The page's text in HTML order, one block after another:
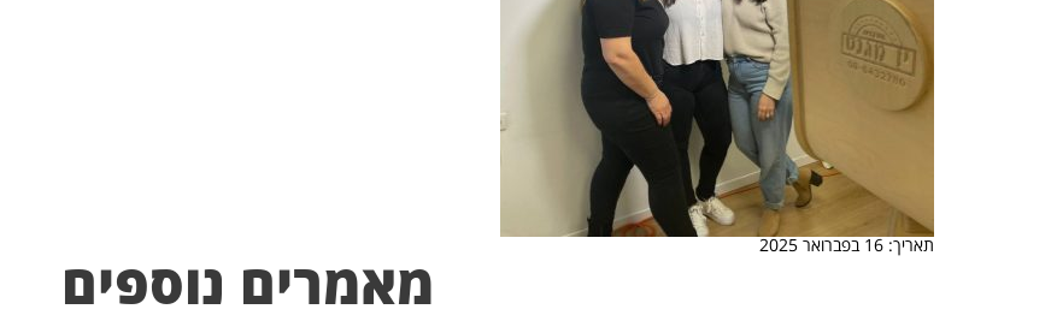
תאריך: 16 בפברואר 2025
מאמרים נוספים